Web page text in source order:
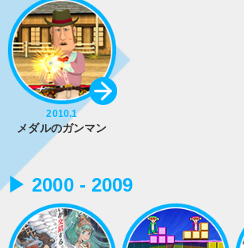
2010.1
メダルのガンマン
▶ 2000 - 2009